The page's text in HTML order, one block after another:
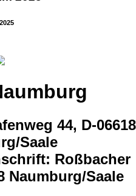
44, D-06618
Saale
Roßbacher
Naumburg/Saale